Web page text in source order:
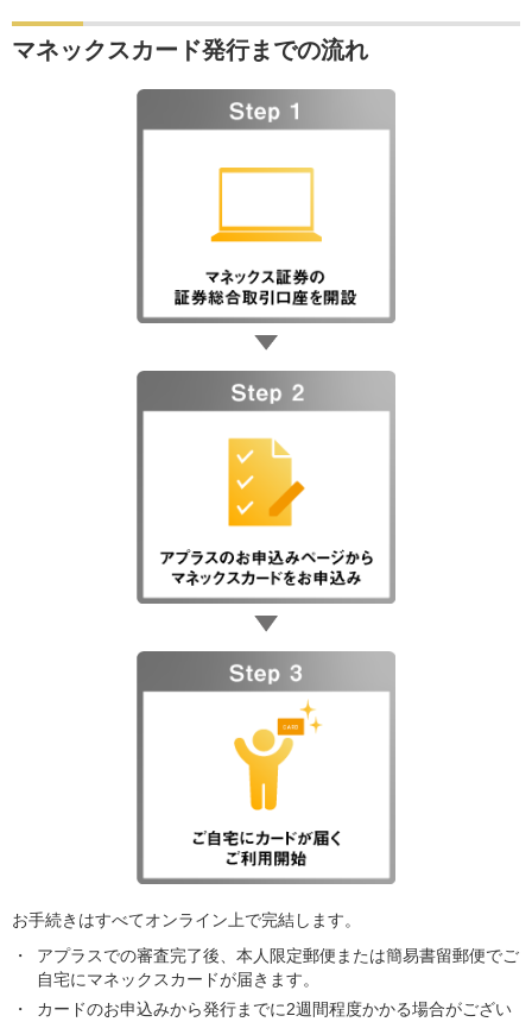
マネックスカード発行までの流れ
お手続きはすべてオンライン上で完結します。
アプラスでの審査完了後、本人限定郵便または簡易書留郵便でご
自宅にマネックスカードが届きます。
カードのお申込みから発行までに2週間程度かかる場合がござい